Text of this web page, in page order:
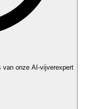
van onze AI-vijverexpert